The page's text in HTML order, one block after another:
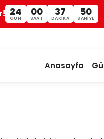
24
GÜN
00
SAAT
37
DAKIKA
50
SANIYE
Anasayfa